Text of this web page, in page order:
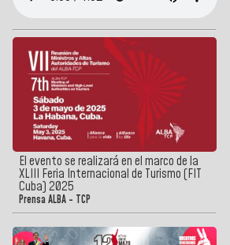
El evento se realizará en el marco de la
XLIII Feria Internacional de Turismo (FIT
Cuba) 2025
Prensa ALBA - TCP